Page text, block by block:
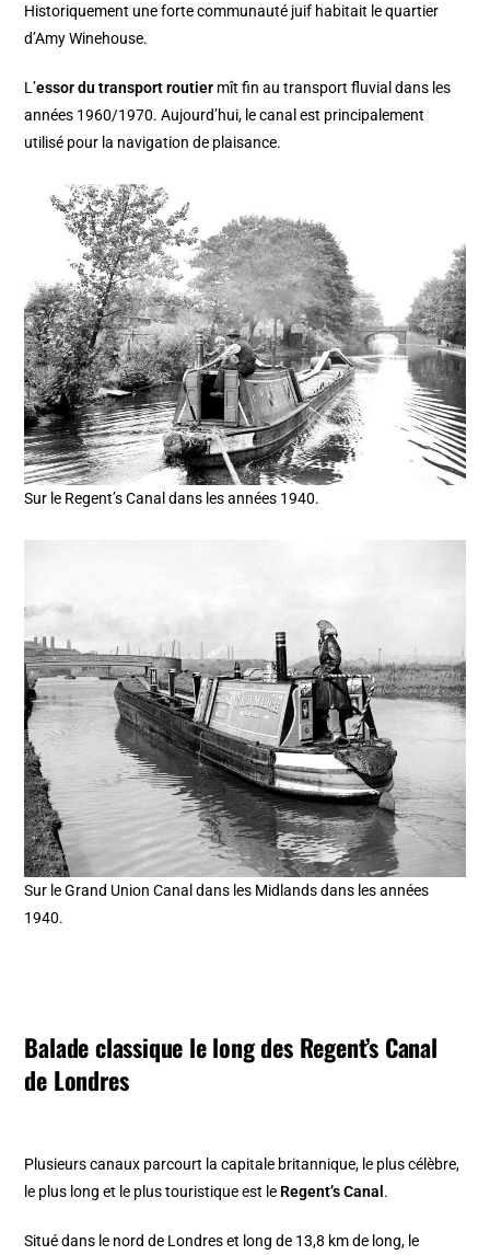
Historiquement une forte communauté juif habitait le quartier
d’Amy Winehouse.
L’essor du transport routier mît fin au transport fluvial dans les
années 1960/1970. Aujourd’hui, le canal est principalement
utilisé pour la navigation de plaisance.
Sur le Regent’s Canal dans les années 1940.
Sur le Grand Union Canal dans les Midlands dans les années
1940.
Balade classique le long des Regent’s Canal
de Londres
Plusieurs canaux parcourt la capitale britannique, le plus célèbre,
le plus long et le plus touristique est le Regent’s Canal .
Situé dans le nord de Londres et long de 13,8 km de long, le